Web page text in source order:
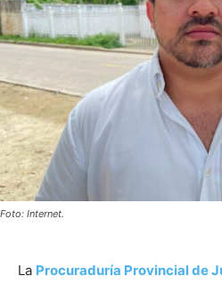
Foto: Internet.
La Procuraduría Provincial de